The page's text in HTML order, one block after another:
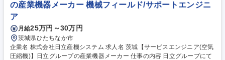
の産業機器メーカー 機械フィールド/サポートエンジニ
ア
月給25万円～30万円
茨城県ひたちなか市
企業名 株式会社日立産機システム 求人名 茨城【サービスエンジニア(空気
圧縮機)】日立グループの産業機器メーカー 仕事の内容 日立グループにて